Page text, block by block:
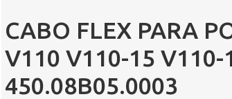
CABO FLEX PARA
V110 V110-15 V110-
450.08B05.0003